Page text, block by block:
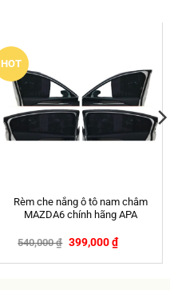
HOT
Rèm che nắng ô tô nam châm
MAZDA6 chính hãng APA
540,000₫ 399,000₫